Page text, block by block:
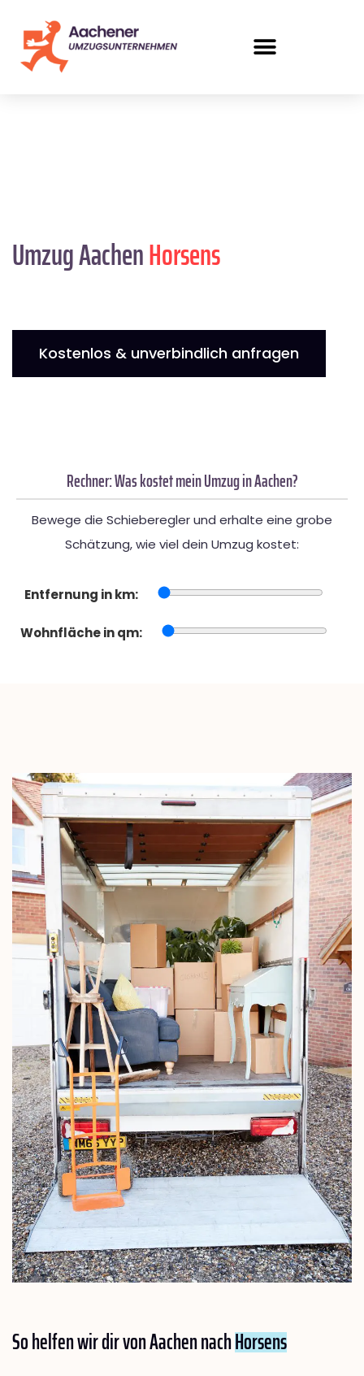
Umzug AachenHorsens
Kostenlos & unverbindlich anfragen
Rechner: Was kostet mein Umzug in Aachen?
Bewege die Schieberegler und erhalte eine grobe
Schätzung, wie viel dein Umzug kostet:
Entfernung in km:
Wohnfläche in qm:
So helfen wir dir von Aachen nachHorsens